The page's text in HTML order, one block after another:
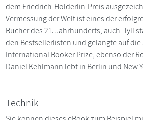
dem ­Friedrich-Hölderlin-Preis
Vermessung der Welt ist eines der
Bücher des 21. Jahrhunderts, auch Tyll
den Bestsellerlisten und gelangte auf
International Booker Prize, ebenso der
Daniel Kehlmann lebt in Berlin und New
Technik